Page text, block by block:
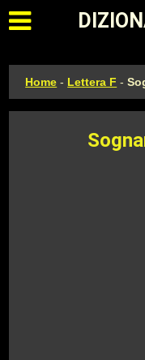
Apri il
Home - Lettera F -